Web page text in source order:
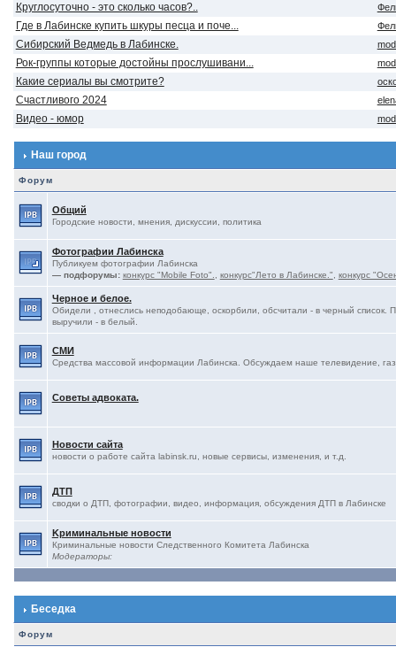
Круглосуточно - это сколько часов?..
Где в Лабинске купить шкуры песца и поче...
Сибирский Ведмедь в Лабинске.
Рок-группы которые достойны прослушивани...
Какие сериалы вы смотрите?
Счастливого 2024
Видео - юмор
Наш город
Форум
Общий
Городские новости, мнения, дискуссии, политика
Фотографии Лабинска
Публикуем фотографии Лабинска
— подфорумы: конкурс "Mobile Foto". конкурс"Лето в Лабинске." конкурс
Черное и белое.
Обидели , отнеслись неподобающе, оскорбили, обсчитали - в черный список.
выручили - в белый.
СМИ
Средства массовой информации Лабинска. Обсуждаем наше телевидение,
Советы адвоката.
Новости сайта
новости о работе сайта labinsk.ru, новые сервисы, изменения, и т.д.
ДТП
сводки о ДТП, фотографии, видео, информация, обсуждения ДТП в Лабинске
Kриминальные новости
Криминальные новости Следственного Комитета Лабинска
Модераторы:
Беседка
Форум